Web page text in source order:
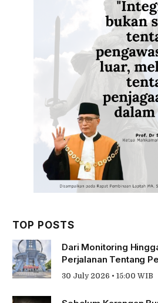
TOP POSTS
Dari Monitoring
Perjalanan Tentang
30 July 2026 • 15:00 WIB